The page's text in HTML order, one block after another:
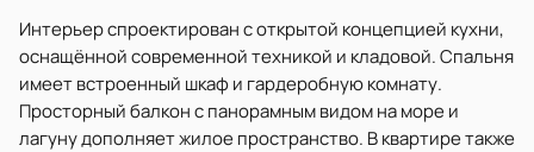
Интерьер спроектирован с открытой концепцией кухни,
оснащённой современной техникой и кладовой. Спальня
имеет встроенный шкаф и гардеробную комнату.
Просторный балкон с панорамным видом на море и
лагуну дополняет жилое пространство. В квартире также